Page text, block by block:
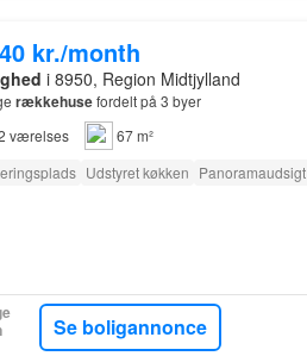
kr./month
i 8950, Region Midtjylland
rækkehusefordelt på 3 byer
værelses
67 m²
Udstyret køkken Panoramaudsigt
Se boligannonce